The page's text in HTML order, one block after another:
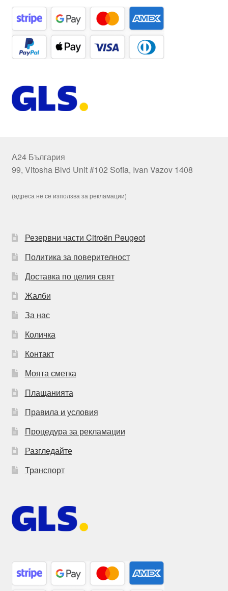
А24 България
99, Vitosha Blvd Unit #102 Sofia, Ivan Vazov 1408
(адреса не се използва за рекламации)
Резервни части Citroën Peugeot
Политика за поверителност
Доставка по целия свят
Жалби
За нас
Количка
Контакт
Моята сметка
Плащанията
Правила и условия
Процедура за рекламации
Разгледайте
Транспорт